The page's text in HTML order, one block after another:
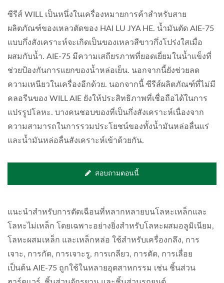
ซีรีส์ WILL เป็นหนึ่งในเครื่องหมายการค้าสำหรับสาย
ผลิตภัณฑ์ของเหลวตัดของ HAI LU JYA HE. น้ำมันตัด AIE-75
แบบกึ่งสังเคราะห์จะเกิดเป็นของเหลวสีขาวกึ่งโปร่งใสเมื่อ
ผสมกับน้ำ. AIE-75 มีความเสถียรภาพที่ยอดเยี่ยมในน้ำแข็งที่
ช่วยป้องกันการแยกของน้ำหล่อเย็น. นอกจากนี้ยังช่วยลด
ความเหนียวในเครื่องอีกด้วย. นอกจากนี้ ซีรีส์ผลิตภัณฑ์ที่ไม่มี
คลอรีนของ WILL AIE ยังให้ประสิทธิภาพที่เชื่อถือได้ในการ
แปรรูปโลหะ. บางคนชอบของที่เป็นกึ่งสังเคราะห์เนื่องจาก
ความสามารถในการรวมประโยชน์ของทั้งน้ำมันหล่อลื่นแร่
และน้ำมันหล่อลื่นสังเคราะห์เข้าด้วยกัน.
สอบถามตอนนี้
แนะนำสำหรับการตัดเฉือนที่หลากหลายบนโลหะเหล็กและ
โลหะไม่เหล็ก โดยเฉพาะอย่างยิ่งสำหรับโลหะผสมอลูมิเนียม,
โลหะผสมเหล็ก และเหล็กหล่อ ใช้สำหรับเครื่องกลึง, การ
เจาะ, การกัด, การเจาะรู, การเกลียว, การตัด, การเลื่อย
เป็นต้น AIE-75 ถูกใช้ในหลายอุตสาหกรรม เช่น ชิ้นส่วน